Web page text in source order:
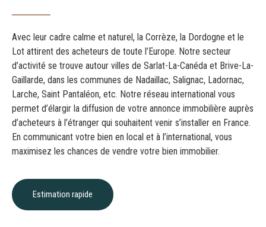
Avec leur cadre calme et naturel, la Corrèze, la Dordogne et le
Lot attirent des acheteurs de toute l’Europe. Notre secteur
d’activité se trouve autour villes de Sarlat-La-Canéda et Brive-La-
Gaillarde, dans les communes de Nadaillac, Salignac, Ladornac,
Larche, Saint Pantaléon, etc. Notre réseau international vous
permet d’élargir la diffusion de votre annonce immobilière auprès
d’acheteurs à l’étranger qui souhaitent venir s’installer en France.
En communicant votre bien en local et à l’international, vous
maximisez les chances de vendre votre bien immobilier.
Estimation rapide